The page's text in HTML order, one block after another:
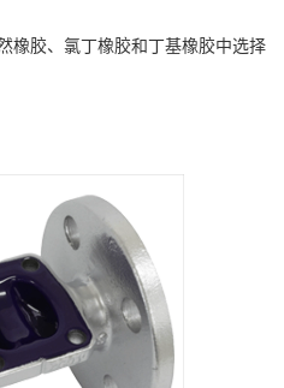
橡胶、氯丁橡胶和丁基橡胶中选择